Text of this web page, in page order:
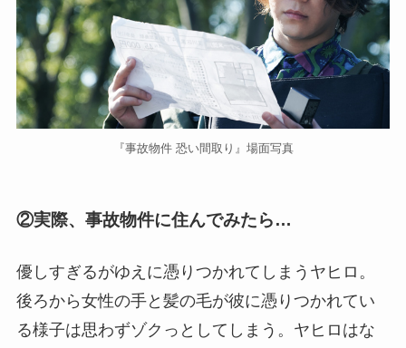
『事故物件 恐い間取り』場面写真
②実際、事故物件に住んでみたら…
優しすぎるがゆえに憑りつかれてしまうヤヒロ。
後ろから女性の手と髪の毛が彼に憑りつかれてい
る様子は思わずゾクっとしてしまう。ヤヒロはな